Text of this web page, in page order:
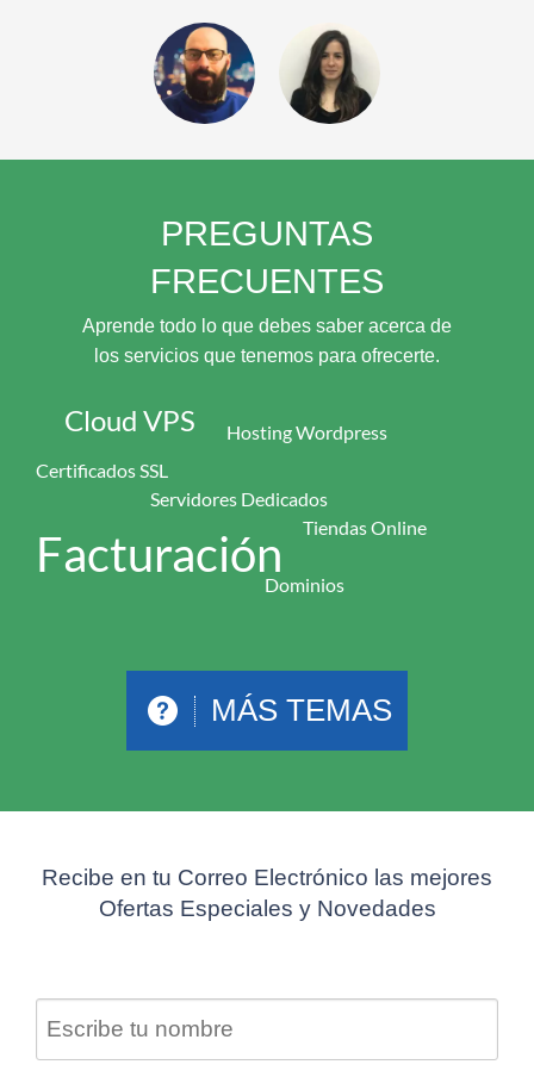
Soporte
Técnico
Soporte
Técnico
Hosting
PREGUNTAS
FRECUENTES
Aprende todo lo que debes saber acerca de
los servicios que tenemos para ofrecerte.
Cloud VPS Hosting Wordpress
Servidores Dedicados
Facturación
Certificados SSL
Tiendas Online
Dominios
MÁS TEMAS
Recibe en tu Correo Electrónico las mejores
Ofertas Especiales y Novedades